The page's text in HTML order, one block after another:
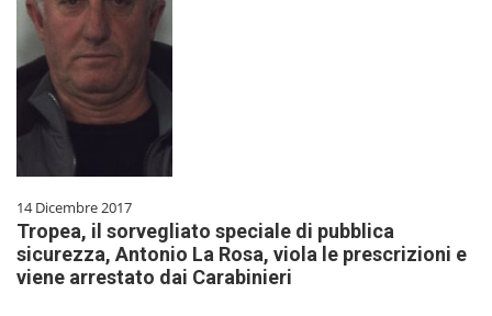
14 Dicembre 2017
Tropea, il sorvegliato speciale di pubblica
sicurezza, Antonio La Rosa, viola le prescrizioni e
viene arrestato dai Carabinieri